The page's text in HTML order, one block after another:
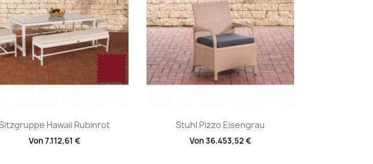
Hawaii Rubinrot
Von7.112,61 €
Vorschau Stuhl Pizzo Eisengrau
Von36.453,52 €
Vorschau